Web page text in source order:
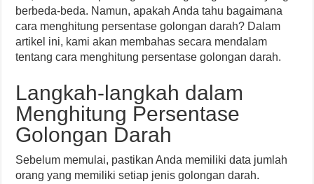
berbeda-beda. Namun, apakah Anda tahu bagaimana
cara menghitung persentase golongan darah? Dalam
artikel ini, kami akan membahas secara mendalam
tentang cara menghitung persentase golongan darah.
Langkah-langkah dalam
Menghitung Persentase
Golongan Darah
Sebelum memulai, pastikan Anda memiliki data jumlah
orang yang memiliki setiap jenis golongan darah.